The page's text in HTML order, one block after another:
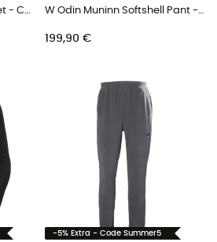
W Lifaloft Insulator Jacket - Casaco penas mulher W Odin Muninn Softshell Pant - Calça ski mulher
199,90 €
-5% Extra - Code Summer5